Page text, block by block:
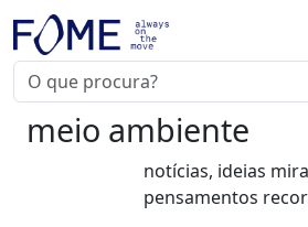
meio ambiente
notícias, ideias
pensamentos